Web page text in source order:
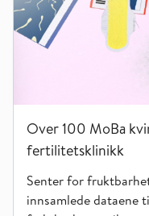
Over 100 MoBa
fertilitetsklinikk
Senter for
innsamlede dataene